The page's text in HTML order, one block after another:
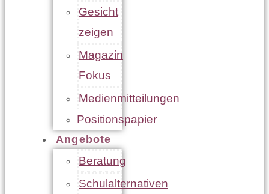
Gesicht
zeigen
Magazin
Fokus
Medienmitteilungen
Positionspapier
Angebote
Beratung
Schulalternativen